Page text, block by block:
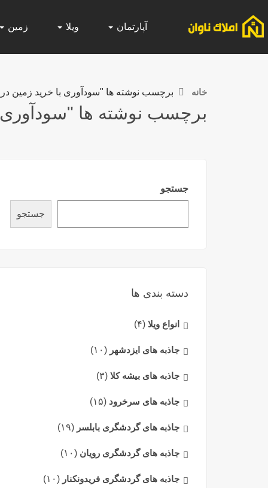
آپارتمان ویلا زمین
خانه برچسب نوشته ها "سودآوری با خرید زمین در
برچسب نوشته ها "سودآوری
جستجو
جستجو
دسته بندی ها
انواع ویلا (۴)
جاذبه های ایزدشهر (۱۰)
جاذبه های بیشه کلا (۳)
جاذبه های سرخرود (۱۵)
جاذبه های گردشگری بابلسر (۱۹)
جاذبه های گردشگری رویان (۱۰)
جاذبه های گردشگری فریدونکنار (۱۰)